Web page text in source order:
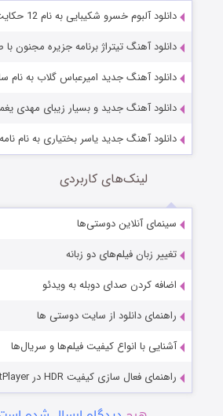
دانلود آلبوم خسرو شکیبایی به نام 12 حکایت از گلستان سعدی
دانلود آهنگ تیتراژ برنامه جزیره مجنون
دانلود آهنگ جدید امیرعباس گلاب به نام
دانلود آهنگ جدید و بسیار زیبای مهدی
دانلود آهنگ جدید یاسر بختیاری به نام
لینک‌های کاربردی
سینمای آنلاین دوستی‌ها
تغییر زبان فیلم‌های دو زبانه
اضافه کردن صدای دوبله به ویدئو
راهنمای دانلود از سایت دوستی ها
آشنایی با انواع کیفیت فیلم‌ها و سریال‌ها
راهنمای فعال سازی کیفیت HDR در PotPlayer